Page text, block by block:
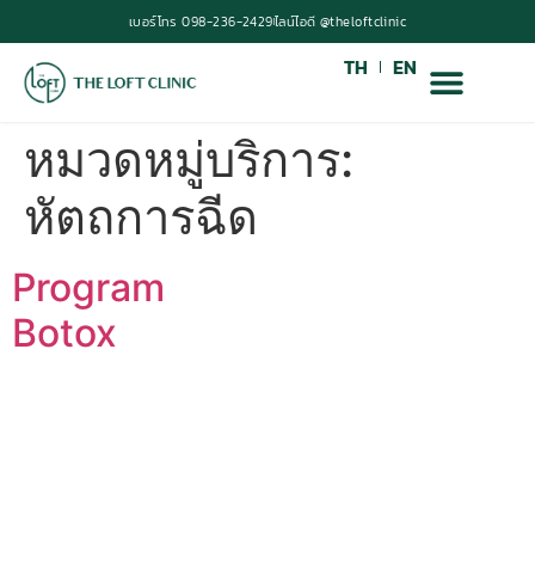
เบอร์โทร 098-236-2429ไลน์ไอดี @theloftclinic
TH EN
หมวดหมู่บริการ:
หัตถการฉีด
Program
Botox